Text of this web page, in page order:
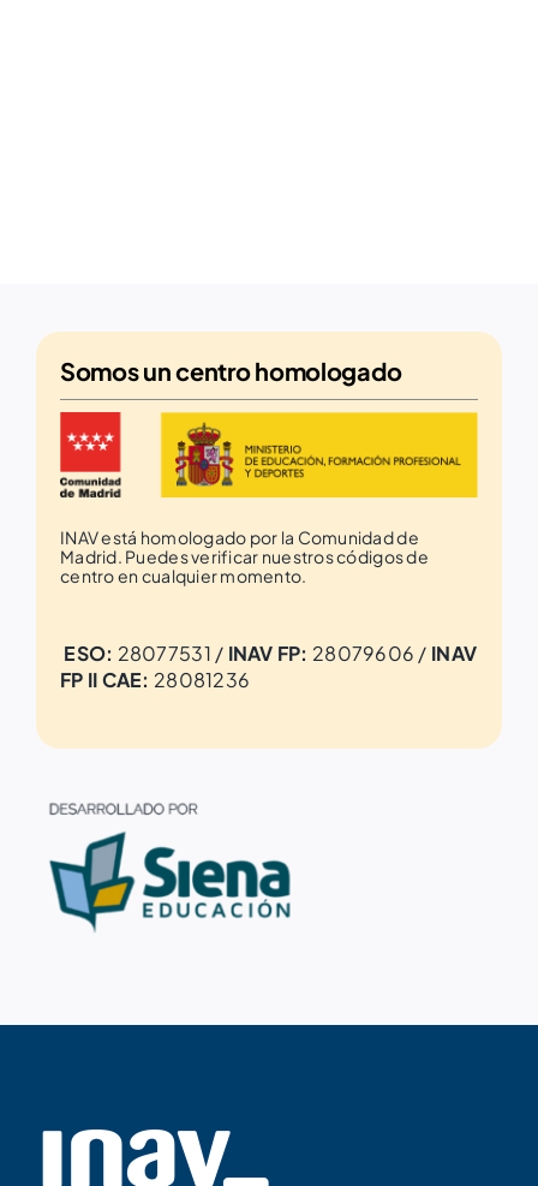
Somos uncentro homologado
INAV está homologado por la Comunidad de
Madrid. Puedes verificar nuestros códigos de
centro en cualquier momento.
ESO: 28077531 / INAV FP: 28079606 / INAV
FP II CAE: 28081236